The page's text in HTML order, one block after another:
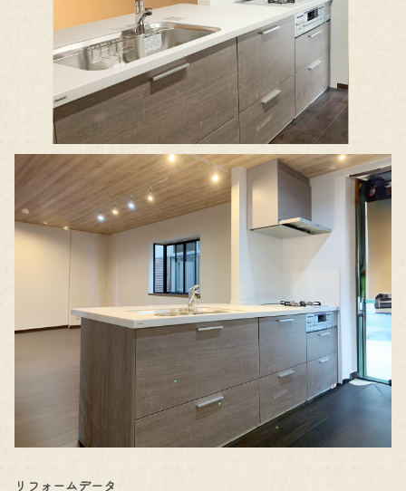
リフォームデータ